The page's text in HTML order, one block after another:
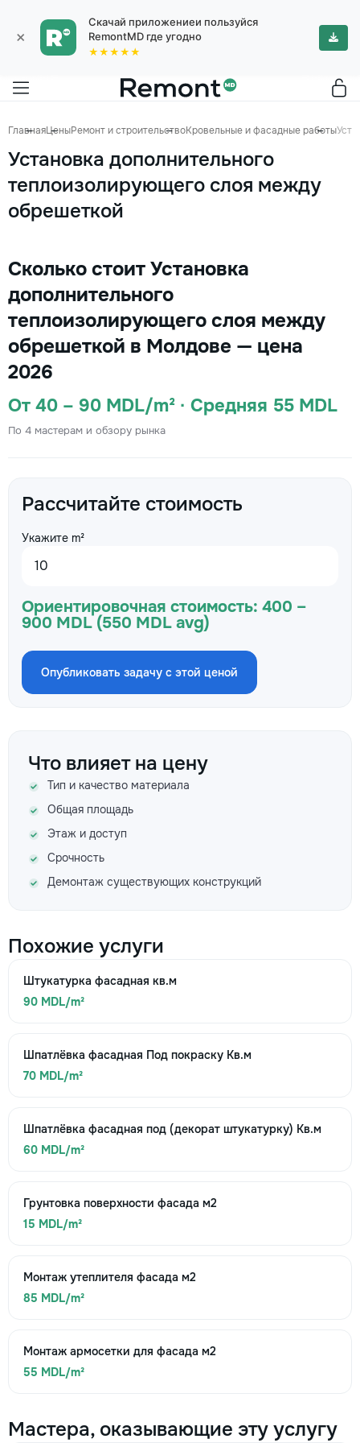
×
Скачай приложениеи пользуйся
RemontMD где угодно
★★★★★
ГлавнаяЦеныРемонт и строительствоКровельные и фасадные работы
Установка дополнительного
теплоизолирующего слоя между
обрешеткой
Сколько стоит Установка
дополнительного
теплоизолирующего слоя между
обрешеткой в Молдове — цена
2026
От 40 – 90 MDL/m² · Средняя 55 MDL
По 4 мастерам и обзору рынка
Рассчитайте стоимость
Укажите m²
Ориентировочная стоимость: 400 –
900 MDL (550 MDL avg)
Опубликовать задачу с этой ценой
Что влияет на цену
Тип и качество материала
Общая площадь
Этаж и доступ
Срочность
Демонтаж существующих конструкций
Похожие услуги
Штукатурка фасадная кв.м
90 MDL/m²
Шпатлёвка фасадная Под покраску Кв.м
70 MDL/m²
Шпатлёвка фасадная под (декорат штукатурку) Кв.м
60 MDL/m²
Грунтовка поверхности фасада м2
15 MDL/m²
Монтаж утеплителя фасада м2
85 MDL/m²
Монтаж армосетки для фасада м2
55 MDL/m²
Мастера, оказывающие эту услугу